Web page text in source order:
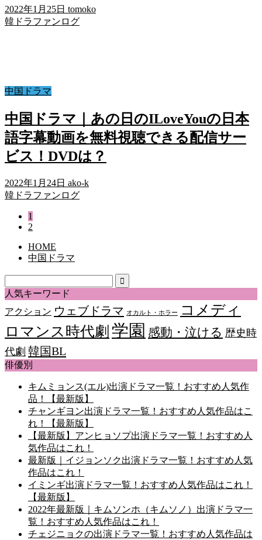
2022年1月25日 tomoko
韓ドラファンログ
中国ドラマ
中国ドラマ｜あの日のILoveYouの日本
語字幕動画を無料視聴できる配信サー
ビス！DVDは？
2022年1月24日 ako-k
韓ドラファンログ
1
2
HOME
中国ドラマ
人気キーワード
アクション ウェブドラマ オカルト・ホラー
コメディ
ロマンス時代劇 学園 感動・泣ける 歴史時
代劇 韓国BL
俳優別
キムミョンス(エル)出演ドラマ一覧！おすすめ人気作
品！【最新版】
チャンギヨン出演ドラマ一覧！おすすめ人気作品はこ
れ！【最新版】
【最新版】アンヒョソプ出演ドラマ一覧！おすすめ人
気作品はこれ！
最新版｜イジョンソク出演ドラマ一覧！おすすめ人気
作品はこれ！
イミンギ出演ドラマ一覧！おすすめ人気作品はこれ！
【最新版】
2022年最新版｜キムソンホ（キムソノ）出演ドラマ一
覧！おすすめ人気作品はこれ！
チェジニョクの出演ドラマ一覧！おすすめ人気作品は